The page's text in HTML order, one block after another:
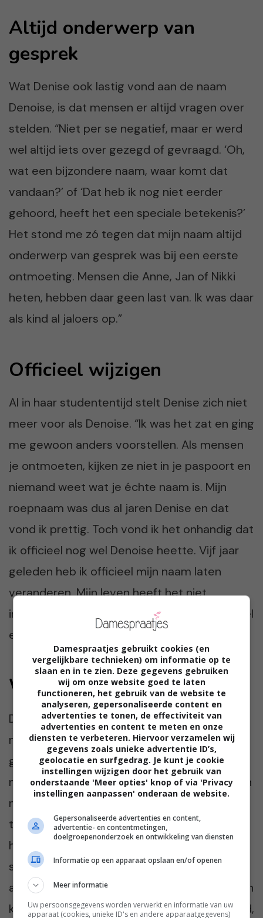
Altijd onderwerp van
gesprek
Wat Denise ook lastig vond aan de naam
Denoise, is dat mensen er altijd vragen over
stelden. “Niet per se negatief, maar er werd
wel altijd iets over gezegd of gevraagd. ‘Oh,
wat een bijzondere naam, waar komt dat
vandaan?’ of ‘Dat heb ik nog niet eerder
gehoord, heeft het een speciale betekenis?’
Het stond me zó tegen dat mijn naam altijd
onderwerp van gesprek was bij een eerste
ontmoeting. Mensen die Anne, Jan of Nikki
heten, hebben daar geen last van. Ik was daar
als kind al jaloers op.”
Officieel wijzigen
Al in haar studententijd stelt Denise zich niet
meer voor als Denoise. “Ik was het zat en ging
me gewoon anders voorstellen. Als mensen
je ontmoeten, kijken ze niet in je paspoort en
niemand weet wat je échte naam is. Mijn
roepnaam was dus al jaren Denise en dat
vond ik prettig. Toch vond ik het onhandig dat
ik officieel nog wel Denoise heette. Vijf jaar
geleden heb ik officieel mijn naam laten
veranderen. Mijn leven heeft het niet
ingrijpend veranderd, maar het is allemaal wel
een stuk makkelijker.”
Wat vinden ouders?
De ouders van Denise vinden het nog steeds
moeilijk dat hun dochter afstand heeft
genomen van de naam Denoise. “Ze noemen
mij per ongeluk soms nog zo. Toen ik net mijn
naam liet veranderen corrigeerde ik ze, maar
tegenwoordig doe ik gewoon alsof ik ze niet
hoor. Zo leren ze het snel genoeg. Ik kan nog
steeds niet begrijpen waarom ze mij zo’n
afwijkende naam hebben gegeven. Mijn eigen
kinderen heten Lot en Tom. Niet zo spannend,
Damespraatjes gebruikt cookies (en
vergelijkbare technieken) om informatie op te
slaan en in te zien. Deze gegevens gebruiken
wij om onze website goed te laten
functioneren, het gebruik van de website te
analyseren, gepersonaliseerde content en
advertenties te tonen, de effectiviteit van
advertenties en content te meten en onze
diensten te verbeteren. Hiervoor verzamelen wij
gegevens zoals unieke advertentie ID’s,
geolocatie en surfgedrag. Je kunt je cookie
instellingen wijzigen door het gebruik van
onderstaande 'Meer opties' knop of via 'Privacy
instellingen aanpassen' onderaan de website.
Gepersonaliseerde advertenties en content,
advertentie- en contentmetingen,
doelgroepenonderzoek en ontwikkeling van diensten
Informatie op een apparaat opslaan en/of openen
Meer informatie
Uw persoonsgegevens worden verwerkt en informatie van uw
apparaat (cookies, unieke ID's en andere apparaatgegevens)